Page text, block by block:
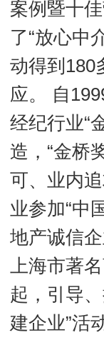
案例暨十
了“放心中
动得到180
应。 自
经纪行业“
造，“金桥
可、业内
业参加“中
地产诚信
上海市著
起，引导
建企业”活